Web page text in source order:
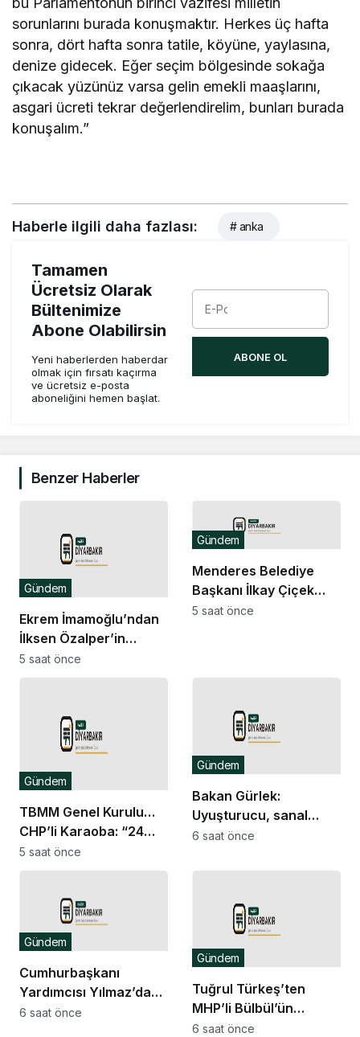
sorunlarını burada konuşmaktır. Herkes üç hafta
sonra, dört hafta sonra tatile, köyüne, yaylasına,
denize gidecek. Eğer seçim bölgesinde sokağa
çıkacak yüzünüz varsa gelin emekli maaşlarını,
asgari ücreti tekrar değerlendirelim, bunları burada
konuşalım.”
Haberle ilgili daha fazlası: # anka
Tamamen
Ücretsiz Olarak
Bültenimize
Abone Olabilirsin
Yeni haberlerden haberdar
olmak için fırsatı kaçırma
ve ücretsiz e-posta
aboneliğini hemen başlat.
ABONE OL
Benzer Haberler
Ekrem İmamoğlu’ndan
İlksen Özalper’in
tutuklanmasına tepki:
Hesabınız bizimle.
Gündem
5 saat önce
Menderes Belediye
Başkanı İlkay Çiçek
görevden uzaklaştırıldı
Gündem
5 saat önce
TBMM Genel Kurulu…
CHP’li Karaoba: “24
yıllık başarısızlığının
cezasının tamamını
ödetemezsiniz”
Gündem
5 saat önce
Bakan Gürlek:
Uyuşturucu, sanal
bahis ve sokak
mücadelede yeni bir
Gündem
6 saat önce
Cumhurbaşkanı
Yardımcısı Yılmaz’dan
Demirtaş açıklaması:
Gündem
6 saat önce
Tuğrul Türkeş’ten
MHP’li Bülbül’ün
Ayyüce Türkeş Taş’a
Gündem
6 saat önce